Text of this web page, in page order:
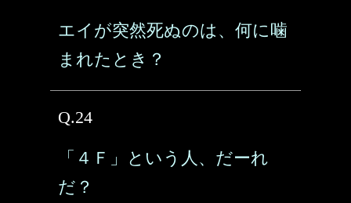
エイが突然死ぬのは、何に噛
まれたとき？
Q.24
「４Ｆ」という人、だーれ
だ？